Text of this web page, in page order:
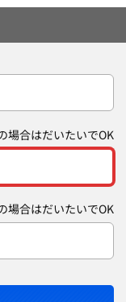
場合はだいたいでOK
場合はだいたいでOK